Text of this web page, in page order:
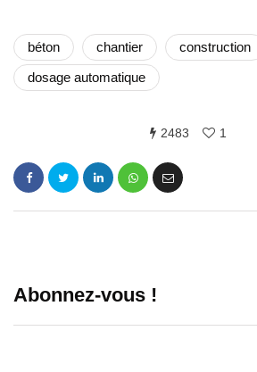
béton chantier
construction
dosage automatique
2483 1
Abonnez-vous !